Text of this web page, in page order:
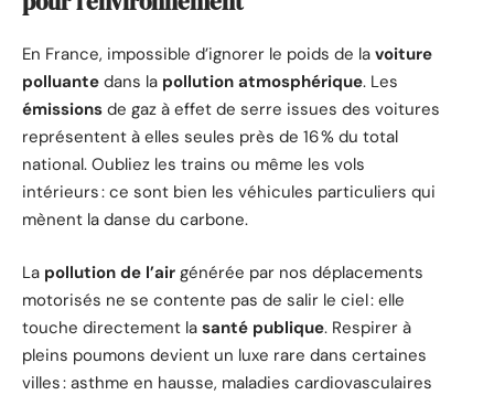
En France, impossible d’ignorer le poids de la voiture
polluante dans la pollution atmosphérique. Les
émissions de gaz à effet de serre issues des voitures
représentent à elles seules près de 16 % du total
national. Oubliez les trains ou même les vols
intérieurs : ce sont bien les véhicules particuliers qui
mènent la danse du carbone.
La pollution de l’air générée par nos déplacements
motorisés ne se contente pas de salir le ciel : elle
touche directement la santé publique. Respirer à
pleins poumons devient un luxe rare dans certaines
villes : asthme en hausse, maladies cardiovasculaires